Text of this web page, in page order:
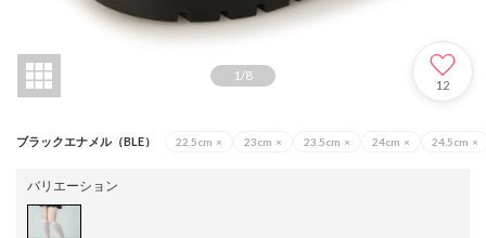
1 /8
12
ブラックエナメル（BLE） 22.5cm × 23cm × 23.5cm × 24cm × 24.5cm ×
バリエーション